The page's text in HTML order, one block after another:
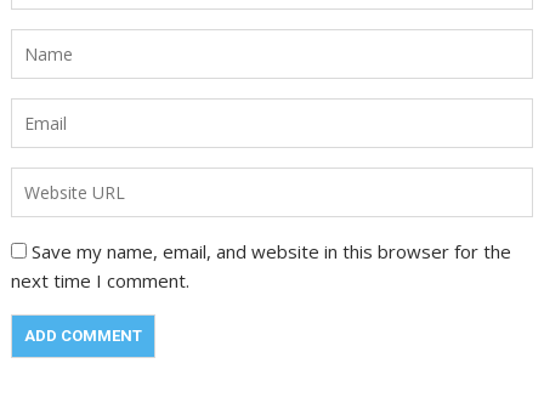
Save my name, email, and website in this browser for the
next time I comment.